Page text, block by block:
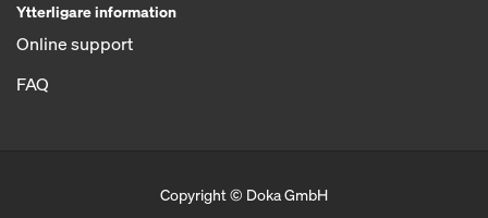
Ytterligare information
Online support
FAQ
Copyright © Doka GmbH